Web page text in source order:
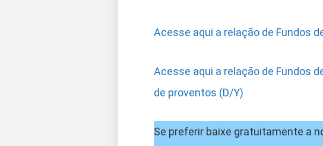
Acesse aqui a relação de Fundos
Acesse aqui a relação de Fundos
de proventos (D/Y)
Se preferir baixe gratuitamente a